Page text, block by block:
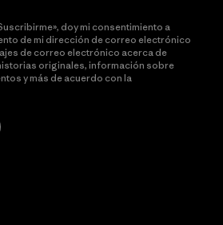
doy mi consentimiento a
de mi dirección de correo electrónico
de correo electrónico acerca de
originales, información sobre
y más de acuerdo con la